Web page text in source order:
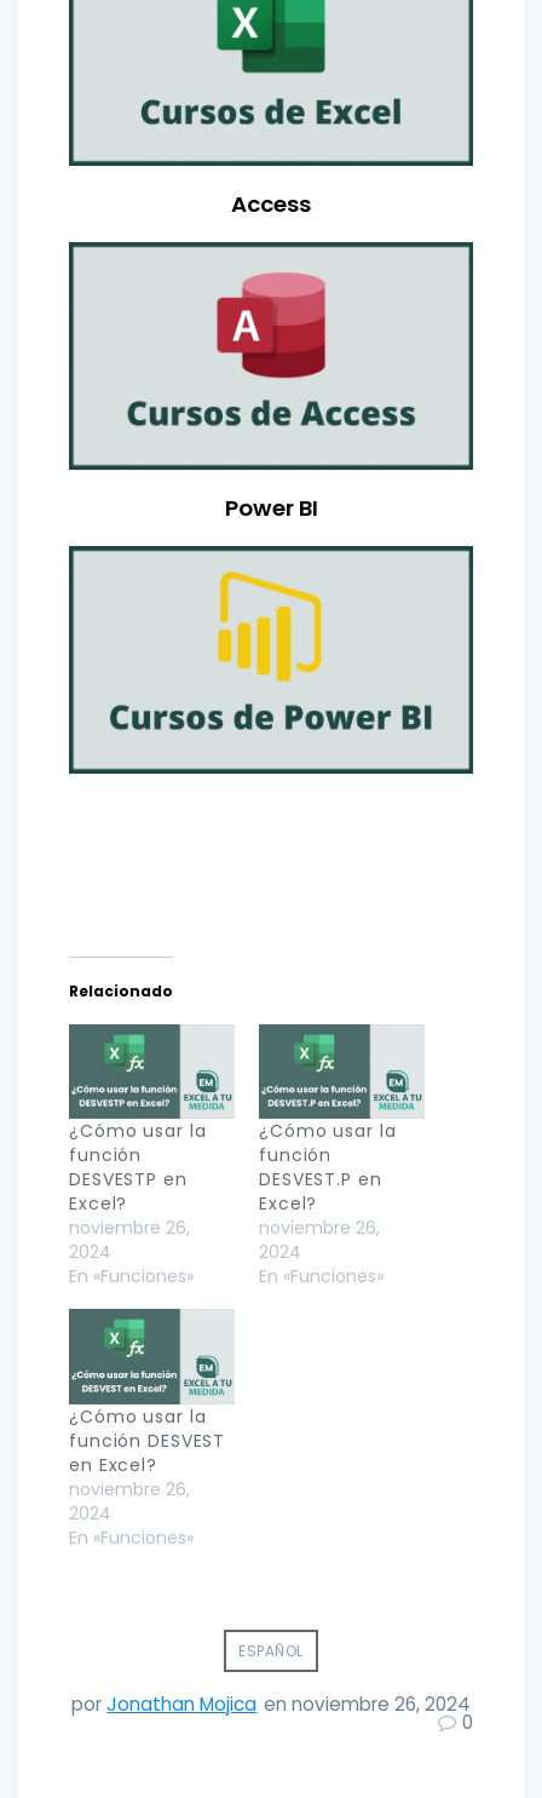
Access
Power BI
Relacionado
¿Cómo usar la
función
DESVESTP en
Excel?
noviembre 26,
2024
En «Funciones»
¿Cómo usar la
función
DESVEST.P en
Excel?
noviembre 26,
2024
En «Funciones»
¿Cómo usar la
función DESVEST
en Excel?
noviembre 26,
2024
En «Funciones»
ESPAÑOL
porJonathan Mojica en noviembre 26, 2024
0